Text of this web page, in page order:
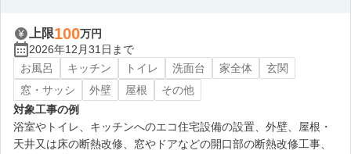
上限100万円
2026年12月31日まで
お風呂
キッチン トイレ 洗面台 家全体
玄関
窓・サッシ
外壁 屋根
その他
対象工事の例
浴室やトイレ、キッチンへのエコ住宅設備の設置、外壁、屋根・
天井又は床の断熱改修、窓やドアなどの開口部の断熱改修工事、